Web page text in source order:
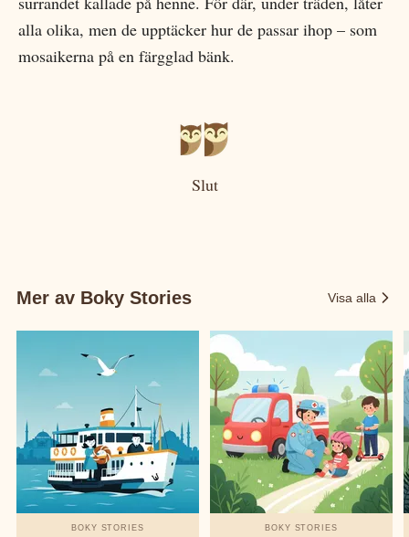
alla olika, men de upptäcker hur de passar ihop – som
mosaikerna på en färgglad bänk.
Slut
Mer av Boky Stories Visa alla
BOKY STORIES BOKY STORIES